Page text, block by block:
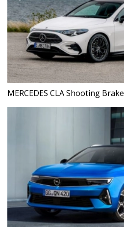
MERCEDES CLA Shooting Brake